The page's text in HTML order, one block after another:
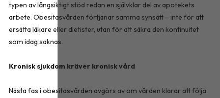
typen av långsiktigt stöd redan en självklar del av apotekets
arbete. Obesitasvården förtjänar samma synsätt – inte för att
ersätta läkare eller dietister, utan för att säkra den kontinuitet
som idag saknas.
Kronisk sjukdom kräver kronisk vård
Nästa fas i obesitasvården avgörs av om vården klarar att följa